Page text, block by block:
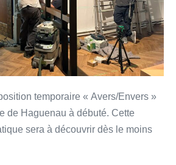
temporaire « Avers/Envers »
de Haguenau à débuté. Cette
sera à découvrir dès le moins